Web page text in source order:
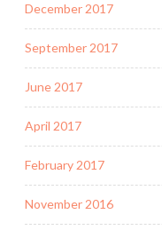
December 2017
September 2017
June 2017
April 2017
February 2017
November 2016